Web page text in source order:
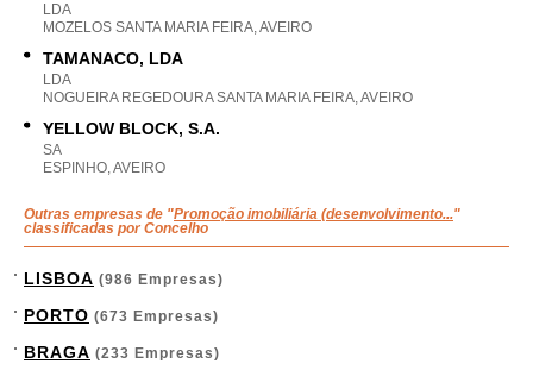
LDA
MOZELOS SANTA MARIA FEIRA, AVEIRO
TAMANACO, LDA
LDA
NOGUEIRA REGEDOURA SANTA MARIA FEIRA, AVEIRO
YELLOW BLOCK, S.A.
SA
ESPINHO, AVEIRO
Outras empresas de "Promoção imobiliária (desenvolvimento..."
classificadas por Concelho
LISBOA (986 Empresas)
PORTO (673 Empresas)
BRAGA (233 Empresas)